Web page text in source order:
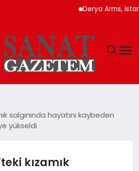
Derya Arms,
salgınında hayatını kaybeden
yükseldi
kızamık